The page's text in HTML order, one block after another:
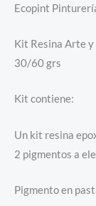
Ecopint
Kit Resina Arte y
30/60 grs
Kit contiene:
Un kit resina
2 pigmentos a
Pigmento en